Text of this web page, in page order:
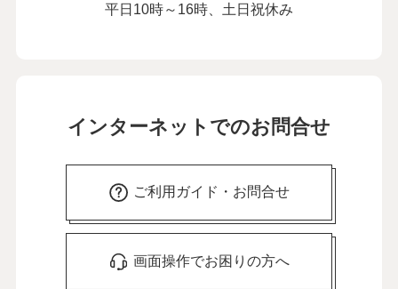
平日10時～16時、土日祝休み
インターネットでのお問合せ
ご利用ガイド・お問合せ
画面操作でお困りの方へ